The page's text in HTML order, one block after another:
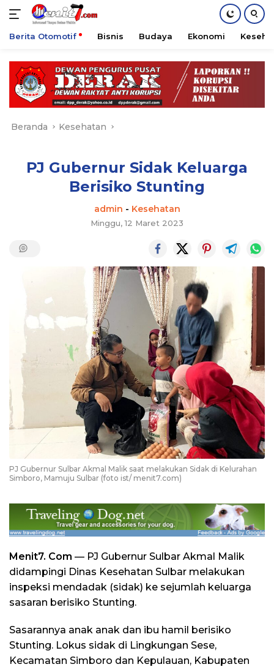
konten
Berita Otomotif Bisnis Budaya Ekonomi
Beranda Kesehatan
PJ Gubernur Sidak Keluarga
Berisiko Stunting
admin - Kesehatan
Minggu, 12 Maret 2023
PJ Gubernur Sulbar Akmal Malik saat melakukan Sidak di Kelurahan
Simboro, Mamuju Sulbar (foto ist/ menit7.com)
Menit7. Com — PJ Gubernur Sulbar Akmal Malik
didampingi Dinas Kesehatan Sulbar melakukan
inspeksi mendadak (sidak) ke sejumlah keluarga
sasaran berisiko Stunting.
Sasarannya anak anak dan ibu hamil berisiko
Stunting. Lokus sidak di Lingkungan Sese,
Kecamatan Simboro dan Kepulauan, Kabupaten